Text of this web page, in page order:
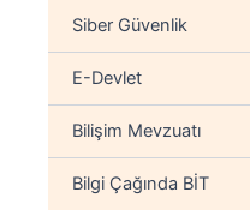
Siber Güvenlik
E-Devlet
Bilişim Mevzuatı
Bilgi Çağında BİT